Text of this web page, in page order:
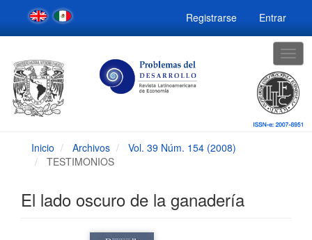
Navegación
principal
Contenido
Barra
lateral
Registrarse Entrar
Inicio Archivos
Vol. 39 Núm. 154 (2008)
TESTIMONIOS
El lado oscuro de la ganadería